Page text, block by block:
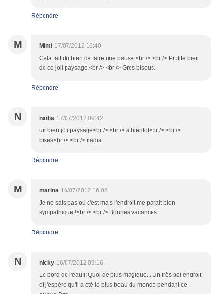
Répondre
M Mimi 17/07/2012 16:40
Cela fait du bien de faire une pause.<br /> <br /> Profite bien
de ce joli paysage.<br /> <br /> Gros bisous.
Répondre
N nadia 17/07/2012 09:42
un bien joli paysage<br /> <br /> a bientot<br /> <br />
bises<br /> <br /> nadia
Répondre
M marina 16/07/2012 16:08
Je ne sais pas où c'est mais l'endroit me parait bien
sympathique !<br /> <br /> Bonnes vacances
Répondre
N nicky 16/07/2012 09:16
Le bord de l'eau!!! Quoi de plus magique... Un très bel endroit
et j'espère qu'il a été le plus beau du monde pendant ce